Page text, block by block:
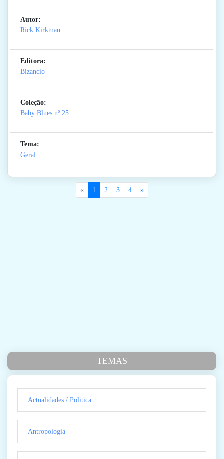
Autor:
Rick Kirkman
Editora:
Bizancio
Coleção:
Baby Blues nº 25
Tema:
Geral
« 1 2 3 4 »
TEMAS
Actualidades / Politica
Antropologia